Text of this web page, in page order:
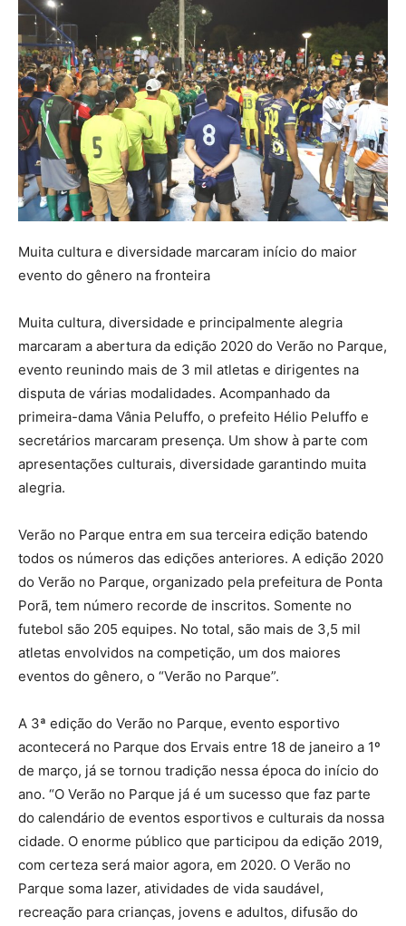
Muita cultura e diversidade marcaram início do maior
evento do gênero na fronteira
Muita cultura, diversidade e principalmente alegria
marcaram a abertura da edição 2020 do Verão no Parque,
evento reunindo mais de 3 mil atletas e dirigentes na
disputa de várias modalidades. Acompanhado da
primeira-dama Vânia Peluffo, o prefeito Hélio Peluffo e
secretários marcaram presença. Um show à parte com
apresentações culturais, diversidade garantindo muita
alegria.
Verão no Parque entra em sua terceira edição batendo
todos os números das edições anteriores. A edição 2020
do Verão no Parque, organizado pela prefeitura de Ponta
Porã, tem número recorde de inscritos. Somente no
futebol são 205 equipes. No total, são mais de 3,5 mil
atletas envolvidos na competição, um dos maiores
eventos do gênero, o “Verão no Parque”.
A 3ª edição do Verão no Parque, evento esportivo
acontecerá no Parque dos Ervais entre 18 de janeiro a 1º
de março, já se tornou tradição nessa época do início do
ano. “O Verão no Parque já é um sucesso que faz parte
do calendário de eventos esportivos e culturais da nossa
cidade. O enorme público que participou da edição 2019,
com certeza será maior agora, em 2020. O Verão no
Parque soma lazer, atividades de vida saudável,
recreação para crianças, jovens e adultos, difusão do